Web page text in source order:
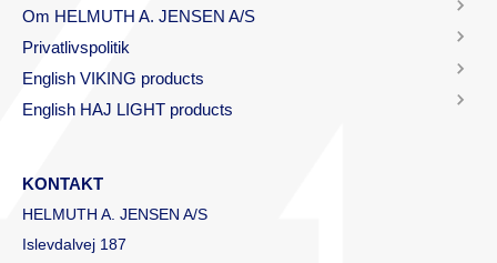
Om HELMUTH A. JENSEN A/S
Privatlivspolitik
English VIKING products
English HAJ LIGHT products
KONTAKT
HELMUTH A. JENSEN A/S
Islevdalvej 187